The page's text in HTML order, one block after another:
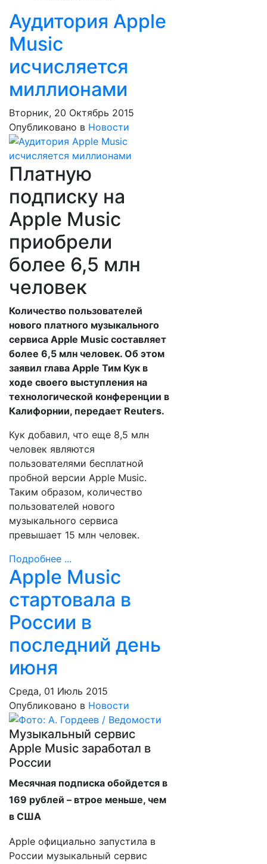
Аудитория Apple
Music
исчисляется
миллионами
Вторник, 20 Октябрь 2015
Опубликовано в Новости
Платную
подписку на
Apple Music
приобрели
более 6,5 млн
человек
Количество пользователей
нового платного музыкального
сервиса Apple Music составляет
более 6,5 млн человек. Об этом
заявил глава Apple Тим Кук в
ходе своего выступления на
технологической конференции в
Калифорнии, передает Reuters.
Кук добавил, что еще 8,5 млн
человек являются
пользователями бесплатной
пробной версии Apple Music.
Таким образом, количество
пользователей нового
музыкального сервиса
превышает 15 млн человек.
Подробнее ...
Apple Music
стартовала в
России в
последний день
июня
Среда, 01 Июль 2015
Опубликовано в Новости
Музыкальный сервис
Apple Music заработал в
России
Месячная подписка обойдется в
169 рублей – втрое меньше, чем
в США
Apple официально запустила в
России музыкальный сервис